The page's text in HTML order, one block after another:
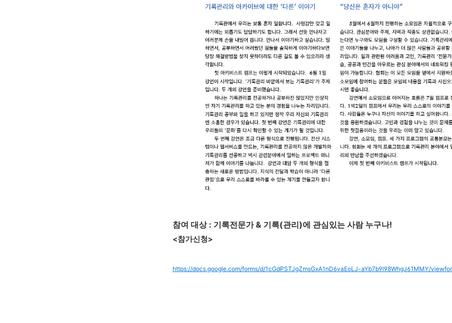
참여 대상 : 기록전문가 & 기록(관리)에 관심있는 사람 누구나!
<참가신청>
https://docs.google.com/forms/d/1cGdPSTJgZmsGxA1nD6vaEoLJ-aYb7b9l98WhgJ61MMY/